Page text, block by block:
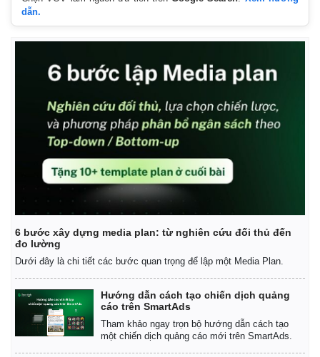
dẫn.
6 bước xây dựng media plan: từ nghiên cứu đối thủ đến
đo lường
Dưới đây là chi tiết các bước quan trọng để lập một Media Plan.
Hướng dẫn cách tạo chiến dịch quảng
cáo trên SmartAds
Tham khảo ngay trọn bộ hướng dẫn cách tạo
một chiến dịch quảng cáo mới trên SmartAds.